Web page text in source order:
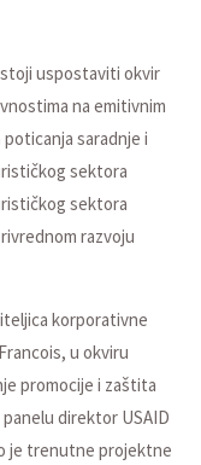
uspostaviti okvir
na emitivnim
saradnje i
sektora
sektora
razvoju
korporativne
u okviru
promocije i zaštita
direktor USAID
je trenutne projektne